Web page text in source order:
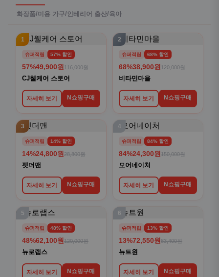
화장품/미용 가구/인테리어 출산/육아
1
슈퍼적립 57% 할인
57%49,900원 116,000원
CJ웰케어 스토어
자세히 보기 N쇼핑구매
2
슈퍼적립 68% 할인
68%38,900원 120,000원
비타민마을
자세히 보기 N쇼핑구매
3
슈퍼적립 14% 할인
14%24,800원 28,800원
펫더맨
자세히 보기 N쇼핑구매
4
슈퍼적립 84% 할인
84%24,300원 150,000원
모어네이처
자세히 보기 N쇼핑구매
5
슈퍼적립 48% 할인
48%62,100원 120,000원
뉴로랩스
자세히 보기 N쇼핑구매
6
슈퍼적립 13% 할인
13%72,550원 83,400원
뉴트원
자세히 보기 N쇼핑구매